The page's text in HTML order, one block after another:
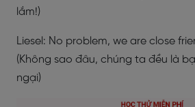
lắm!)
Liesel: No problem, we are close
(Không sao đâu, chúng ta đều là
ngại)